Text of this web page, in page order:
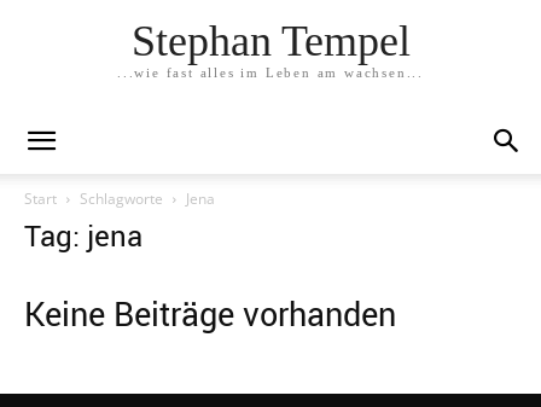
Stephan Tempel
...wie fast alles im Leben am wachsen...
Start Schlagworte Jena
Tag: jena
Keine Beiträge vorhanden